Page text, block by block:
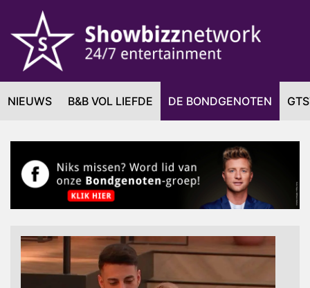
NIEUWS B&B VOL LIEFDE DE BONDGENOTEN